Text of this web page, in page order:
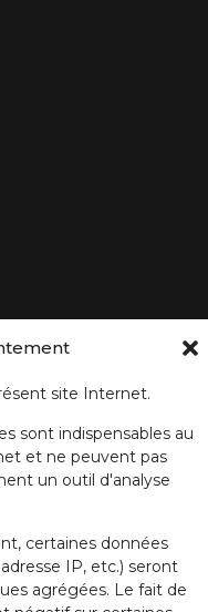
site Internet.
sont indispensables au
et ne peuvent pas
un outil d'analyse
certaines données
IP, etc.) seront
agrégées. Le fait de